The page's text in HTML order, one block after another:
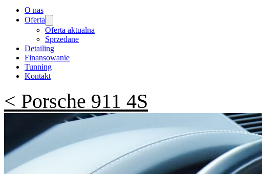
O nas
Oferta
Oferta aktualna
Sprzedane
Detailing
Finansowanie
Tunning
Kontakt
< Porsche 911 4S